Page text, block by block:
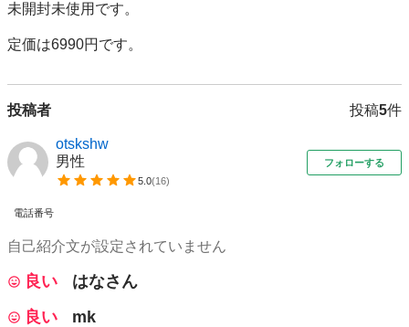
未開封未使用です。
定価は6990円です。
投稿者 投稿5件
otskshw
男性
5.0(16)
フォローする
電話番号
自己紹介文が設定されていません
良い
はなさん
良い
mk